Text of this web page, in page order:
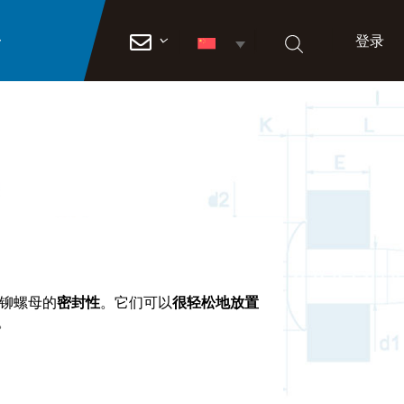
 登录
螺母的密封性。它们可以很轻松地放置